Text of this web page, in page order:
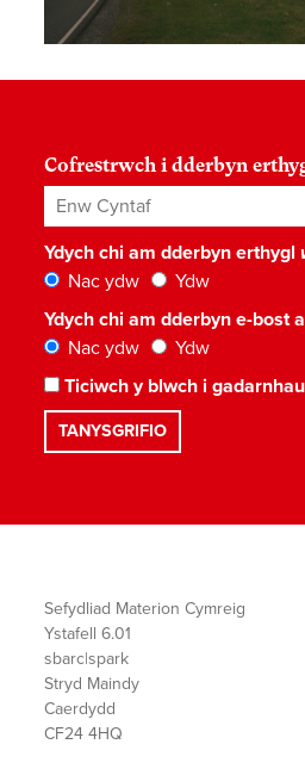
Cofrestrwch i dderbyn
Enw Cyntaf
Ydych chi am dderbyn erthygl
Nac ydw
Ydw
Ydych chi am dderbyn e-bost
Nac ydw
Ydw
Ticiwch y blwch i
Sefydliad Materion Cymreig
Ystafell 6.01
sbarc|spark
Stryd Maindy
Caerdydd
CF24 4HQ